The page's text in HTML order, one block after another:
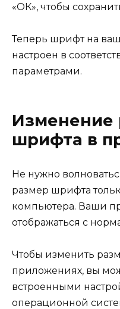
«ОК», чтобы
Теперь шрифт на
настроен в
параметрами.
Изменение
шрифта в
Не нужно
размер шрифта
компьютера. Ваши
отображаться с
Чтобы изменить
приложениях, вы
встроенными
операционной